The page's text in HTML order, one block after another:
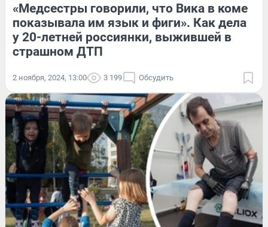
«Медсестры говорили, что Вика в коме
показывала им язык и фиги». Как дела
у 20-летней россиянки, выжившей в
страшном ДТП
2 ноября, 2024, 13:00 3 199 Обсудить